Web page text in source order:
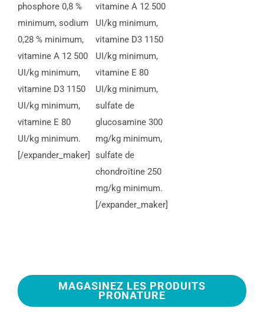
phosphore 0,8 %
minimum, sodium
0,28 % minimum,
vitamine A 12 500
UI/kg minimum,
vitamine D3 1150
UI/kg minimum,
vitamine E 80
UI/kg minimum.
[/expander_maker]
vitamine A 12 500
UI/kg minimum,
vitamine D3 1150
UI/kg minimum,
vitamine E 80
UI/kg minimum,
sulfate de
glucosamine 300
mg/kg minimum,
sulfate de
chondroïtine 250
mg/kg minimum.
[/expander_maker]
MAGASINEZ LES PRODUITS
PRONATURE